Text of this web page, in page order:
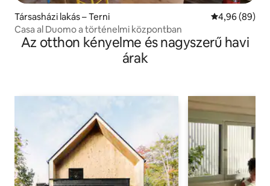
Társasházi lakás – Terni Átlagos
4,96 (89)
Casa al Duomo a történelmi központban
Az otthon kényelme és nagyszerű havi
árak